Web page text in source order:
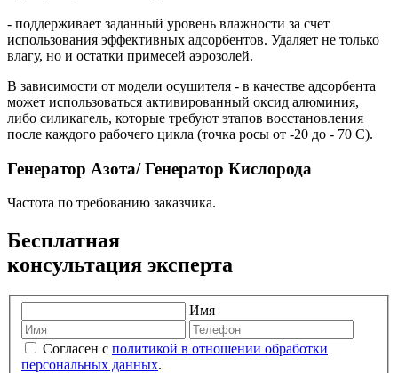
- поддерживает заданный уровень влажности за счет
использования эффективных адсорбентов. Удаляет не только
влагу, но и остатки примесей аэрозолей.
В зависимости от модели осушителя - в качестве адсорбента
может использоваться активированный оксид алюминия,
либо силикагель, которые требуют этапов восстановления
после каждого рабочего цикла (точка росы от -20 до - 70 С).
Генератор Азота/ Генератор Кислорода
Частота по требованию заказчика.
Бесплатная
консультация эксперта
Имя
Согласен с политикой в отношении обработки
персональных данных.